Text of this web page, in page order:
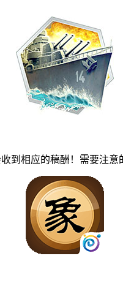
相应的稿酬！需要注意